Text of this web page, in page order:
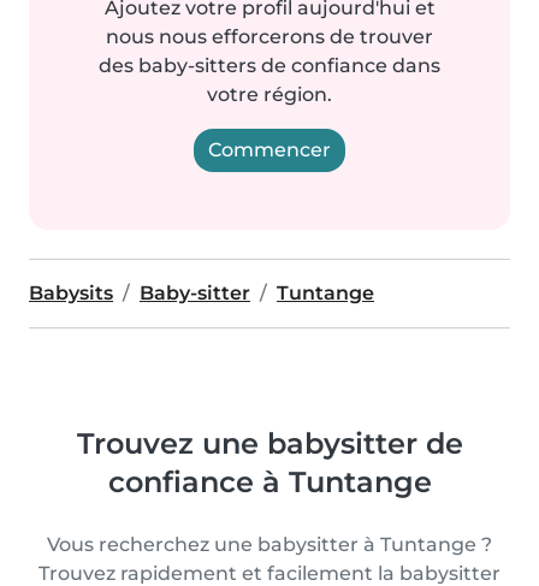
Ajoutez votre profil aujourd'hui et
nous nous efforcerons de trouver
des baby-sitters de confiance dans
votre région.
Commencer
Babysits Baby-sitter Tuntange
Trouvez une babysitter de
confiance à Tuntange
Vous recherchez une babysitter à Tuntange ?
Trouvez rapidement et facilement la babysitter